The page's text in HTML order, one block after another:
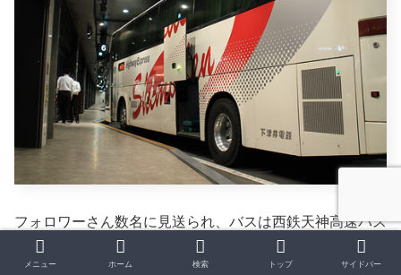
フォロワーさん数名に見送られ、バスは西鉄天神高速バス
メニュー ホーム 検索 トップ サイドバー